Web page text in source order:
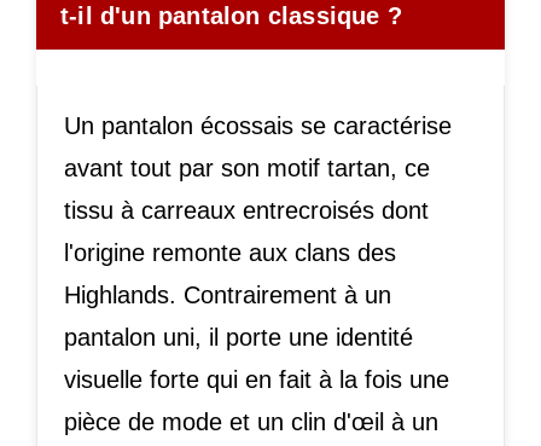
t-il d'un pantalon classique ?
Un pantalon écossais se caractérise
avant tout par son motif tartan, ce
tissu à carreaux entrecroisés dont
l'origine remonte aux clans des
Highlands. Contrairement à un
pantalon uni, il porte une identité
visuelle forte qui en fait à la fois une
pièce de mode et un clin d'œil à un